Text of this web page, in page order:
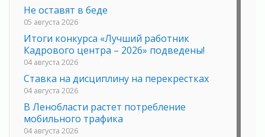
Не оставят в беде
05 августа 2026
Итоги конкурса «Лучший работник
Кадрового центра – 2026» подведены!
04 августа 2026
Ставка на дисциплину на перекрестках
04 августа 2026
В Ленобласти растет потребление
мобильного трафика
04 августа 2026